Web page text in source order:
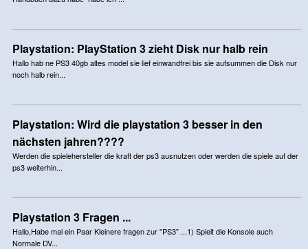
Playstation: PlayStation 3 zieht Disk nur halb rein
Hallo hab ne PS3 40gb altes model sie lief einwandfrei bis sie aufsummen die Disk nur
noch halb rein...
Playstation: Wird die playstation 3 besser in den
nächsten jahren????
Werden die spielehersteller die kraft der ps3 ausnutzen oder werden die spiele auf der
ps3 weiterhin...
Playstation 3 Fragen ...
Hallo,Habe mal ein Paar Kleinere fragen zur "PS3" ...1) Spielt die Konsole auch
Normale DV...